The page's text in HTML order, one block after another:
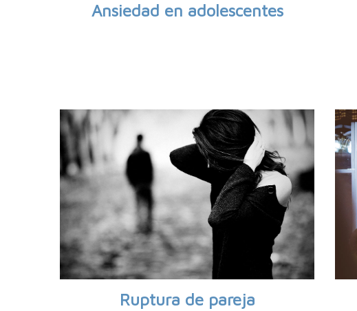
Ansiedad en adolescentes
Ruptura de pareja